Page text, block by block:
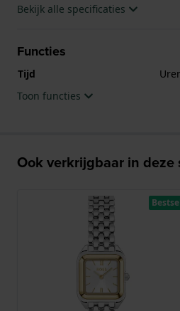
Bekijk alle specificaties
Functies
Tijd
Toon functies
Ook verkrijgbaar in deze